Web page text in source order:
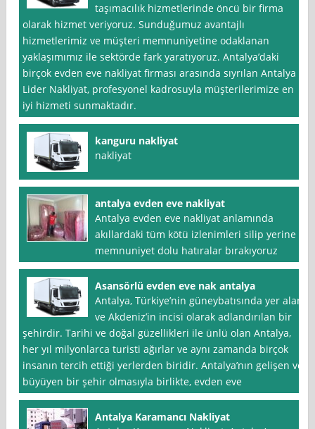
taşımacılık hizmetlerinde öncü bir firma
olarak hizmet veriyoruz. Sunduğumuz avantajlı
hizmetlerimiz ve müşteri memnuniyetine odaklanan
yaklaşımımız ile sektörde fark yaratıyoruz. Antalya’daki
birçok evden eve nakliyat firması arasında sıyrılan Antalya
Lider Nakliyat, profesyonel kadrosuyla müşterilerimize en
iyi hizmeti sunmaktadır.
kanguru nakliyat
nakliyat
antalya evden eve nakliyat
Antalya evden eve nakliyat anlamında
akıllardaki tüm kötü izlenimleri silip yerine
memnuniyet dolu hatıralar bırakıyoruz
Asansörlü evden eve nak antalya
Antalya, Türkiye’nin güneybatısında yer alan
ve Akdeniz’in incisi olarak adlandırılan bir
şehirdir. Tarihi ve doğal güzellikleri ile ünlü olan Antalya,
her yıl milyonlarca turisti ağırlar ve aynı zamanda birçok
insanın tercih ettiği yerlerden biridir. Antalya’nın gelişen ve
büyüyen bir şehir olmasıyla birlikte, evden eve
Antalya Karamancı Nakliyat